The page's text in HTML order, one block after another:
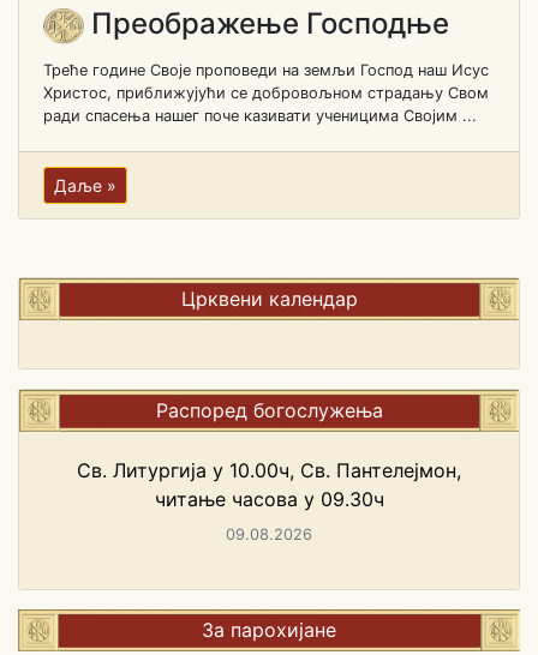
Преображење Господње
Треће године Своје проповеди на земљи Господ наш Исус
Христос, приближујући се добровољном страдању Свом
ради спасења нашег поче казивати ученицима Својим ...
Даље »
Црквени календар
Распоред богослужења
Св. Литургија у 10.00ч, Св. Пантелејмон,
читање часова у 09.30ч
09.08.2026
За парохијане